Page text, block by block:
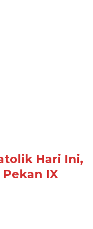
Hari Ini,
Pekan IX